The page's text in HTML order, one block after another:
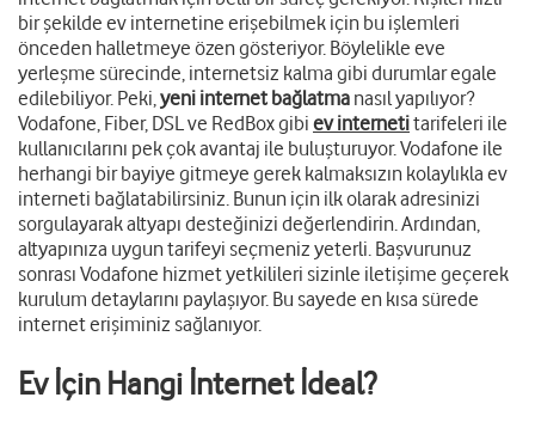
bir şekilde ev internetine erişebilmek için bu işlemleri
önceden halletmeye özen gösteriyor. Böylelikle eve
yerleşme sürecinde, internetsiz kalma gibi durumlar egale
edilebiliyor. Peki, yeni internet bağlatma nasıl yapılıyor?
Vodafone, Fiber, DSL ve RedBox gibi ev internetitarifeleri ile
kullanıcılarını pek çok avantaj ile buluşturuyor. Vodafone ile
herhangi bir bayiye gitmeye gerek kalmaksızın kolaylıkla ev
interneti bağlatabilirsiniz. Bunun için ilk olarak adresinizi
sorgulayarak altyapı desteğinizi değerlendirin. Ardından,
altyapınıza uygun tarifeyi seçmeniz yeterli. Başvurunuz
sonrası Vodafone hizmet yetkilileri sizinle iletişime geçerek
kurulum detaylarını paylaşıyor. Bu sayede en kısa sürede
internet erişiminiz sağlanıyor.
Ev İçin Hangi İnternet İdeal?